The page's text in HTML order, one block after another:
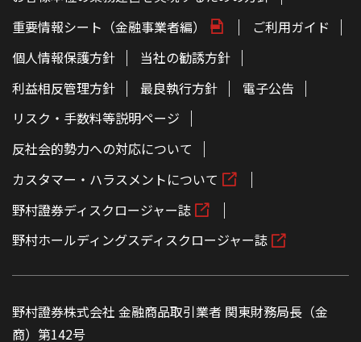
重要情報シート（金融事業者編）
ご利用ガイド
個人情報保護方針
当社の勧誘方針
利益相反管理方針
最良執行方針
電子公告
リスク・手数料等説明ページ
反社会的勢力への対応について
カスタマー・ハラスメントについて
野村證券ディスクロージャー誌
野村ホールディングスディスクロージャー誌
野村證券株式会社 金融商品取引業者 関東財務局長（金
商）第142号